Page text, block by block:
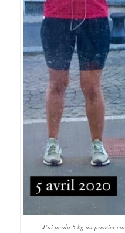
J’ai perdu 5 kg au premier